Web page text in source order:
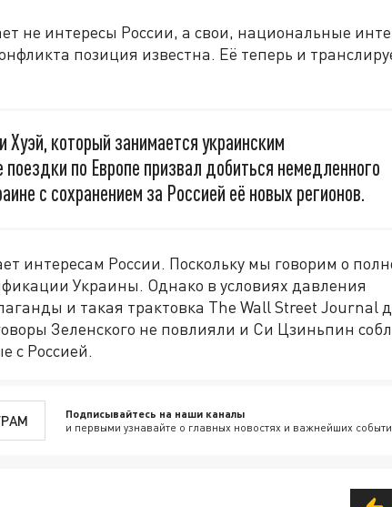
не интересы России, а свои, национальные
позиция известна. Её теперь и
который занимается украинским
поездки по Европе призвал добиться немедленного
с сохранением за Россией её новых регионов.
интересам России. Поскольку мы говорим о
Украины. Однако в условиях давления
и такая трактовка The Wall Street Journal
Зеленского не повлияли и Си Цзиньпин
с Россией.
Подписывайтесь на наши каналы
и первыми узнавайте о главных новостях и важнейших